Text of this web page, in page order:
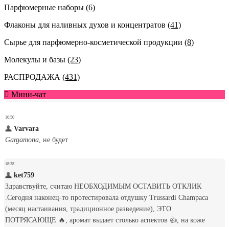
Парфюмерные наборы (6)
Флаконы для наливных духов и концентратов (41)
Сырье для парфюмерно-косметической продукции (8)
Молекулы и базы (23)
РАСПРОДАЖА (431)
Мини-чат